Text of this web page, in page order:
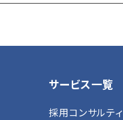
サービス一覧
採用コンサルテ